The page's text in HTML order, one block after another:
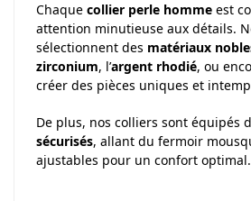
Chaque collier perle homme est
attention minutieuse aux détails.
sélectionnent des matériaux
zirconium, l’argent rhodié, ou
créer des pièces uniques et
De plus, nos colliers sont équipés
sécurisés, allant du fermoir
ajustables pour un confort optimal.